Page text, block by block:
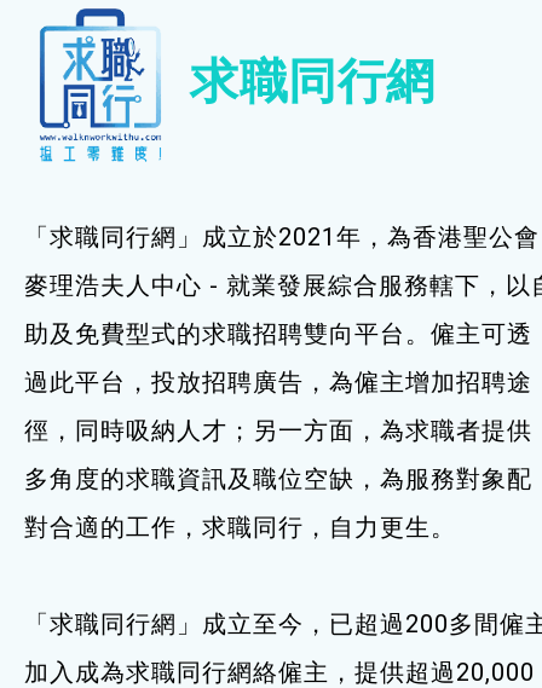
就業及求職
就業及求職
最新資訊 / 招聘會
僱主及企業服務
特別服務項目
最新消息
服務單位及聯絡
求職同行網
「求職同行網」成立於2021年，為香港聖公會
麥理浩夫人中心 - 就業發展綜合服務轄下，以
助及免費型式的求職招聘雙向平台。僱主可透
過此平台，投放招聘廣告，為僱主增加招聘途
徑，同時吸納人才；另一方面，為求職者提供
多角度的求職資訊及職位空缺，為服務對象配
對合適的工作，求職同行，自力更生。
「求職同行網」成立至今，已超過200多間僱
加入成為求職同行網絡僱主，提供超過20,000